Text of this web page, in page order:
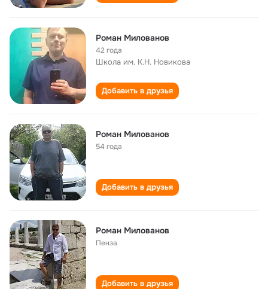
Роман Милованов
42 года
Школа им. К.Н. Новикова
Добавить в друзья
Роман Милованов
54 года
Добавить в друзья
Роман Милованов
Пенза
Добавить в друзья